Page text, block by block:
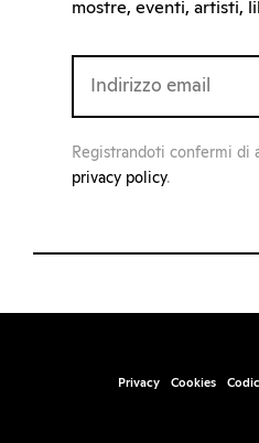
mostre, eventi, artisti,
Registrandoti confermi di
privacy policy.
Privacy Cookies